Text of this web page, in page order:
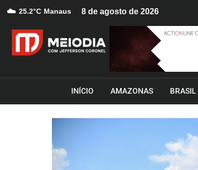
☁️ 25.2°C Manaus 8 de agosto de 2026
INÍCIO AMAZONAS BRASIL